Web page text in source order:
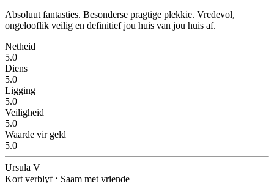
Absoluut fantasties. Besonderse pragtige plekkie. Vredevol,
ongelooflik veilig en definitief jou huis van jou huis af.
Netheid
5.0
Diens
5.0
Ligging
5.0
Veiligheid
5.0
Waarde vir geld
5.0
Ursula V
Kort verblyf ⋅ Saam met vriende